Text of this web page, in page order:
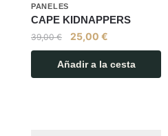
PANELES
CAPE KIDNAPPERS
39,00€ 25,00 €
Añadir a la cesta